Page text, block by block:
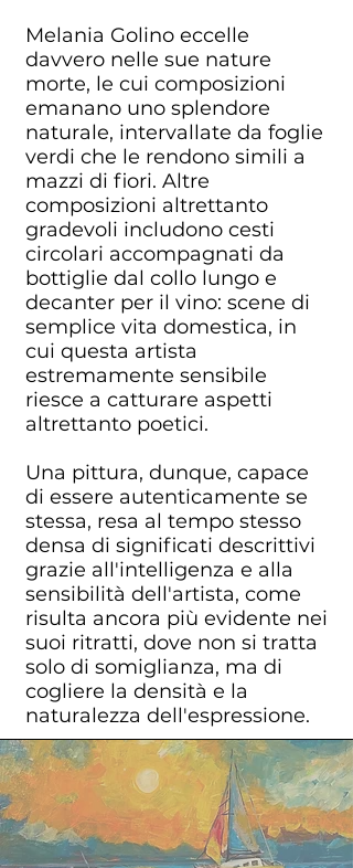
Melania Golino eccelle
davvero nelle sue nature
morte, le cui composizioni
emanano uno splendore
naturale, intervallate da foglie
verdi che le rendono simili a
mazzi di fiori. Altre
composizioni altrettanto
gradevoli includono cesti
circolari accompagnati da
bottiglie dal collo lungo e
decanter per il vino: scene di
semplice vita domestica, in
cui questa artista
estremamente sensibile
riesce a catturare aspetti
altrettanto poetici.
Una pittura, dunque, capace
di essere autenticamente se
stessa, resa al tempo stesso
densa di significati descrittivi
grazie all'intelligenza e alla
sensibilità dell'artista, come
risulta ancora più evidente nei
suoi ritratti, dove non si tratta
solo di somiglianza, ma di
cogliere la densità e la
naturalezza dell'espressione.